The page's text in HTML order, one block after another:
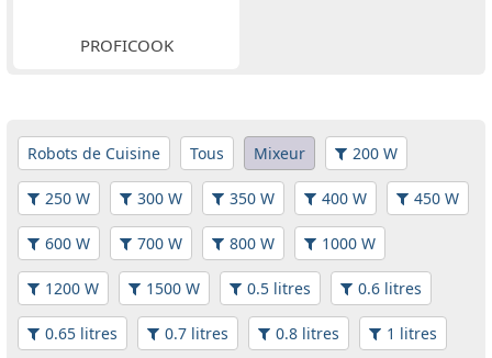
PROFICOOK
Robots de Cuisine Tous Mixeur 200 W
250 W 300 W 350 W 400 W 450 W
600 W 700 W 800 W 1000 W
1200 W 1500 W 0.5 litres 0.6 litres
0.65 litres 0.7 litres 0.8 litres 1 litres